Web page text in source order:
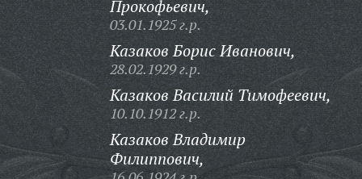
Прокофьевич,
03.01.1925 г.р.
Казаков Борис Иванович,
28.02.1929 г.р.
Казаков Василий Тимофеевич,
10.10.1912 г.р.
Казаков Владимир
Филиппович,